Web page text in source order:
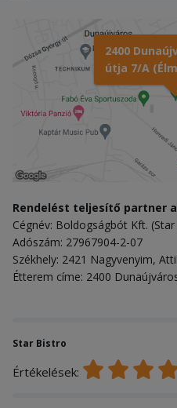
2400
útja 7/A
Rendelést teljesítő partner
Cégnév: Boldogságbót Kft.
Adószám: 27967904-2-07
Székhely: 2421 Nagyvenyim,
Étterem címe: 2400
Star Bistro
Értékelések: